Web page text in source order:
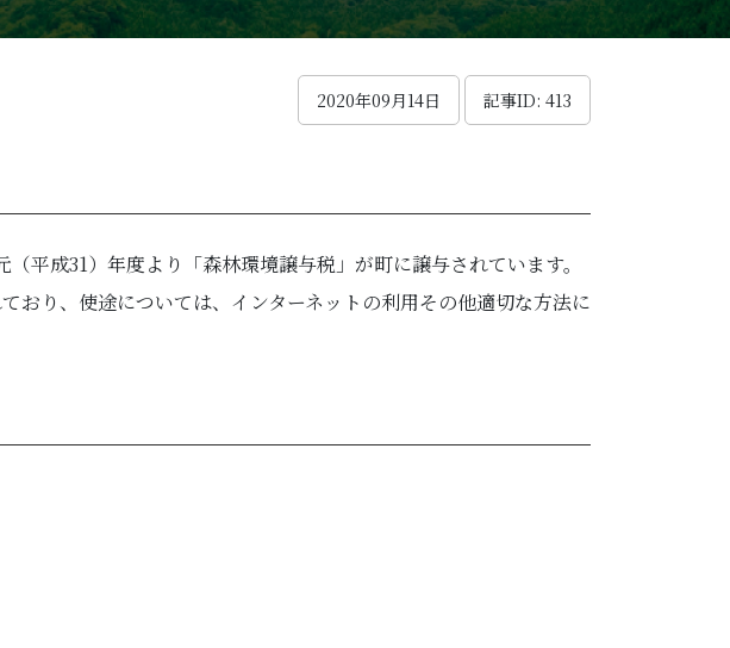
2020年09月14日 記事ID: 413
平成31）年度より「森林環境譲与税」が町に譲与されています。
おり、使途については、インターネットの利用その他適切な方法に